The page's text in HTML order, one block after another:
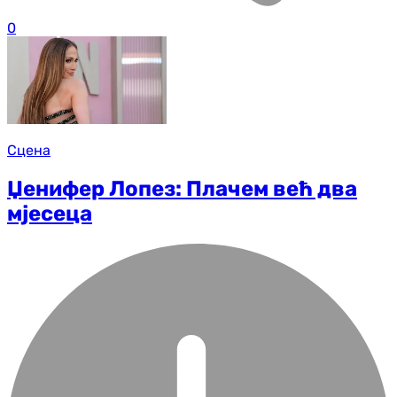
0
Сцена
Џенифер Лопез: Плачем већ два
мјесеца